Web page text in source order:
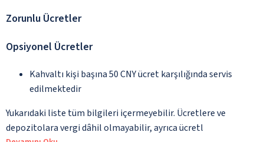
Zorunlu Ücretler
Opsiyonel Ücretler
Kahvaltı kişi başına 50 CNY ücret karşılığında servis
edilmektedir
Yukarıdaki liste tüm bilgileri içermeyebilir. Ücretlere ve
depozitolara vergi dâhil olmayabilir, ayrıca ücretl